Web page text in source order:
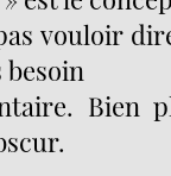
vouloir
besoin
Bien